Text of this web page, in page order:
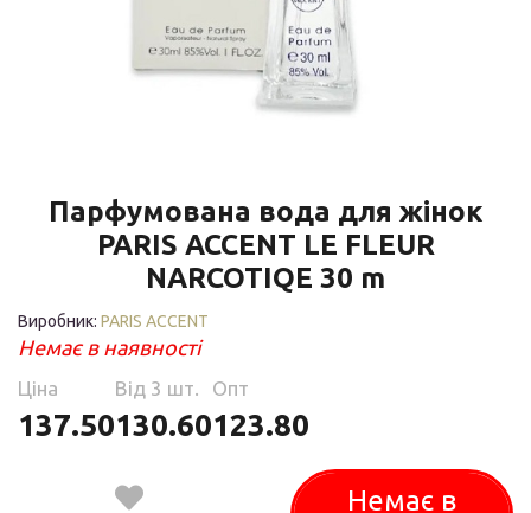
Парфумована вода для жінок
PARIS ACCENT LE FLEUR
NARCOTIQE 30 m
Виробник: PARIS ACCENT
Немає в наявності
Ціна
137.50
Від 3 шт.
130.60
Опт
123.80
Немає в